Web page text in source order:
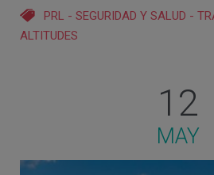
PRL - SEGURIDAD Y SALUD -
ALTITUDES
12
MAY